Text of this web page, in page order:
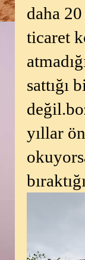
daha
ticaret
sattığı
yıllar